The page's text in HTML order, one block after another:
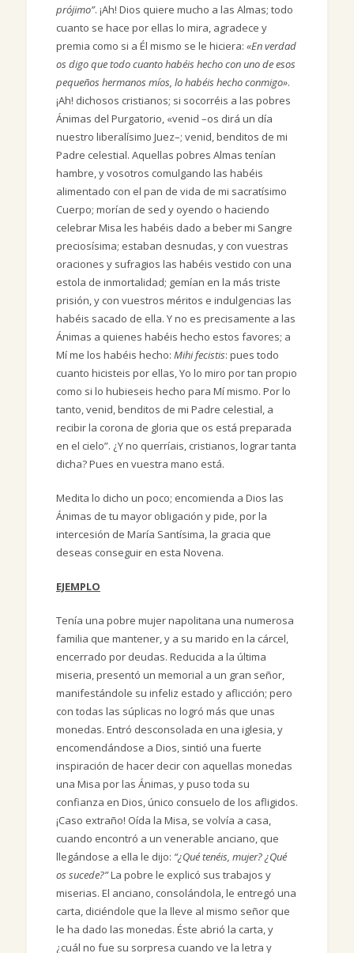
prójimo”. ¡Ah! Dios quiere mucho a las Almas; todo
cuanto se hace por ellas lo mira, agradece y
premia como si a Él mismo se le hiciera: «En verdad
os digo que todo cuanto habéis hecho con uno de esos
pequeños hermanos míos, lo habéis hecho conmigo».
¡Ah! dichosos cristianos; si socorréis a las pobres
Ánimas del Purgatorio, «venid –os dirá un día
nuestro liberalísimo Juez–; venid, benditos de mi
Padre celestial. Aquellas pobres Almas tenían
hambre, y vosotros comulgando las habéis
alimentado con el pan de vida de mi sacratísimo
Cuerpo; morían de sed y oyendo o haciendo
celebrar Misa les habéis dado a beber mi Sangre
preciosísima; estaban desnudas, y con vuestras
oraciones y sufragios las habéis vestido con una
estola de inmortalidad; gemían en la más triste
prisión, y con vuestros méritos e indulgencias las
habéis sacado de ella. Y no es precisamente a las
Ánimas a quienes habéis hecho estos favores; a
Mí me los habéis hecho: Mihi fecistis: pues todo
cuanto hicisteis por ellas, Yo lo miro por tan propio
como si lo hubieseis hecho para Mí mismo. Por lo
tanto, venid, benditos de mi Padre celestial, a
recibir la corona de gloria que os está preparada
en el cielo”. ¿Y no querríais, cristianos, lograr tanta
dicha? Pues en vuestra mano está.
Medita lo dicho un poco; encomienda a Dios las
Ánimas de tu mayor obligación y pide, por la
intercesión de María Santísima, la gracia que
deseas conseguir en esta Novena.
EJEMPLO
Tenía una pobre mujer napolitana una numerosa
familia que mantener, y a su marido en la cárcel,
encerrado por deudas. Reducida a la última
miseria, presentó un memorial a un gran señor,
manifestándole su infeliz estado y aflicción; pero
con todas las súplicas no logró más que unas
monedas. Entró desconsolada en una iglesia, y
encomendándose a Dios, sintió una fuerte
inspiración de hacer decir con aquellas monedas
una Misa por las Ánimas, y puso toda su
confianza en Dios, único consuelo de los afligidos.
¡Caso extraño! Oída la Misa, se volvía a casa,
cuando encontró a un venerable anciano, que
llegándose a ella le dijo: “¿Qué tenéis, mujer? ¿Qué
os sucede?”La pobre le explicó sus trabajos y
miserias. El anciano, consolándola, le entregó una
carta, diciéndole que la lleve al mismo señor que
le ha dado las monedas. Éste abrió la carta, y
¿cuál no fue su sorpresa cuando ve la letra y